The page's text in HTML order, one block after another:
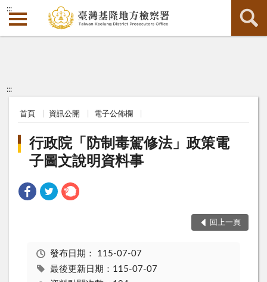
:::
:::
首頁 資訊公開 電子公佈欄
行政院「防制毒駕修法」政策電
子圖文說明資料事
回上一頁
發布日期： 115-07-07
最後更新日期：115-07-07